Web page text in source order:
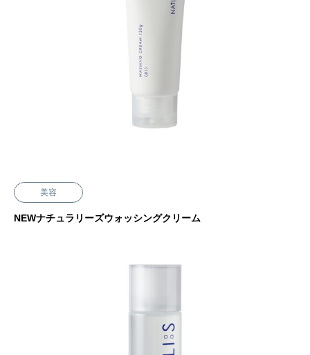
美容
NEWナチュラリーズウォッシングクリーム